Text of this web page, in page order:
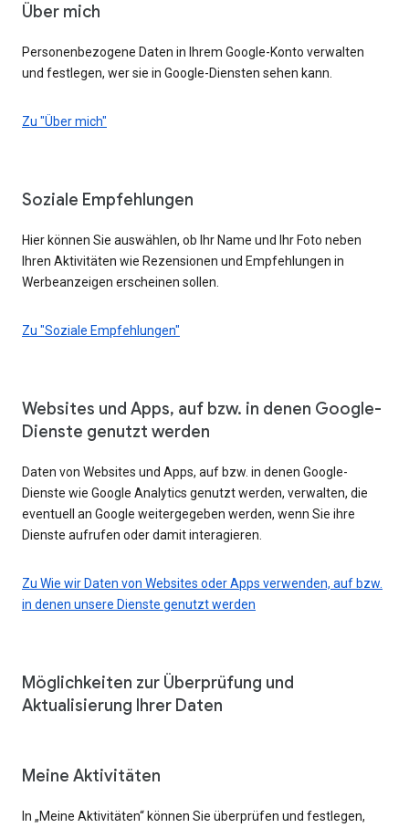
Über mich
Personenbezogene Daten in Ihrem Google-Konto verwalten
und festlegen, wer sie in Google-Diensten sehen kann.
Zu "Über mich"
Soziale Empfehlungen
Hier können Sie auswählen, ob Ihr Name und Ihr Foto neben
Ihren Aktivitäten wie Rezensionen und Empfehlungen in
Werbeanzeigen erscheinen sollen.
Zu "Soziale Empfehlungen"
Websites und Apps, auf bzw. in denen Google-
Dienste genutzt werden
Daten von Websites und Apps, auf bzw. in denen Google-
Dienste wie Google Analytics genutzt werden, verwalten, die
eventuell an Google weitergegeben werden, wenn Sie ihre
Dienste aufrufen oder damit interagieren.
Zu Wie wir Daten von Websites oder Apps verwenden, auf bzw.
in denen unsere Dienste genutzt werden
Möglichkeiten zur Überprüfung und
Aktualisierung Ihrer Daten
Meine Aktivitäten
In „Meine Aktivitäten“ können Sie überprüfen und festlegen,